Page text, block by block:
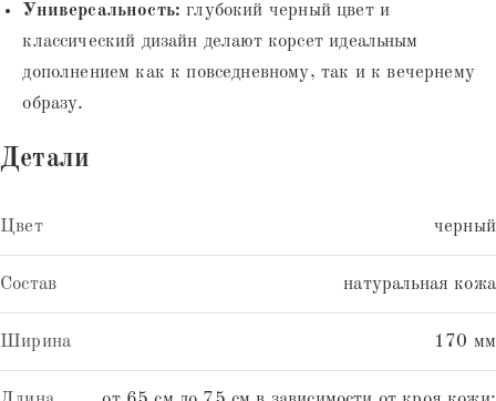
Универсальность: глубокий черный цвет и
классический дизайн делают корсет идеальным
дополнением как к повседневному, так и к вечернему
образу.
Детали
Цвет черный
Состав натуральная кожа
Ширина 170 мм